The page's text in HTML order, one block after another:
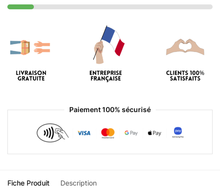
Paiement 100% sécurisé
Fiche Produit Description